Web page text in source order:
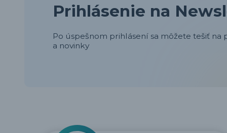
Prihlásenie na
Po úspešnom prihlásení sa môžete tešiť na
a novinky